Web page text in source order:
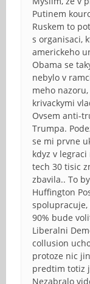
Putinem
Ruskem to
s organisaci,
americkeho
Obama se
nebylo v
meho
krivackymi
Ovsem anti-
Trumpa.
se mi prvne
kdyz v
tech 30 tisic
zbavila.. To
Huffington
90% bude
Liberalni
collusion
protoze nic
predtim totiz
Nezabralo